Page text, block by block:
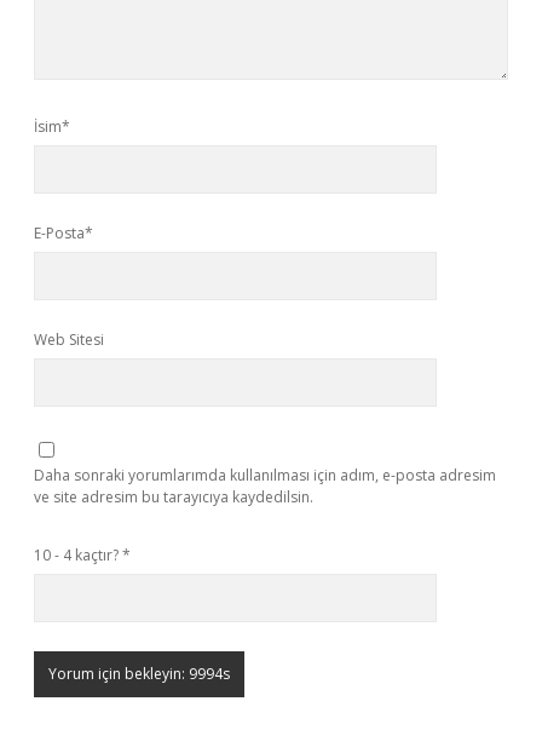
İsim*
E-Posta*
Web Sitesi
Daha sonraki yorumlarımda kullanılması için adım, e-posta adresim
ve site adresim bu tarayıcıya kaydedilsin.
10 - 4 kaçtır?*